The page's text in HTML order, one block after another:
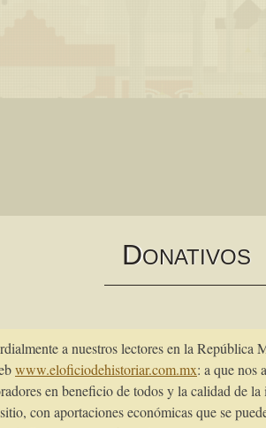
DONATIVOS
a nuestros lectores en la República
www.eloficiodehistoriar.com.mx: a que nos
en beneficio de todos y la calidad de
con aportaciones económicas que se